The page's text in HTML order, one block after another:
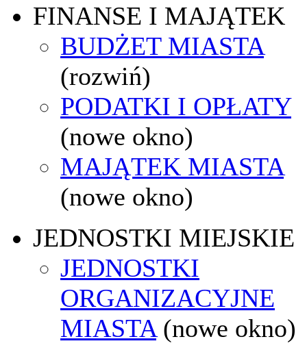
FINANSE I MAJĄTEK
BUDŻET MIASTA
(rozwiń)
PODATKI I OPŁATY
(nowe okno)
MAJĄTEK MIASTA
(nowe okno)
JEDNOSTKI MIEJSKIE
JEDNOSTKI
ORGANIZACYJNE
MIASTA (nowe okno)